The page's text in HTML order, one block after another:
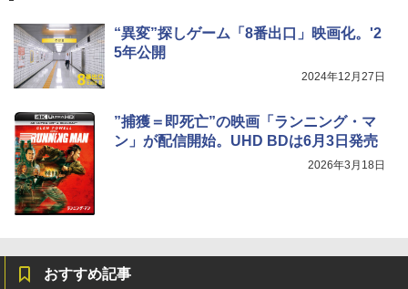
“異変”探しゲーム「8番出口」映画化。'2
5年公開
2024年12月27日
”捕獲＝即死亡”の映画「ランニング・マ
ン」が配信開始。UHD BDは6月3日発売
2026年3月18日
おすすめ記事